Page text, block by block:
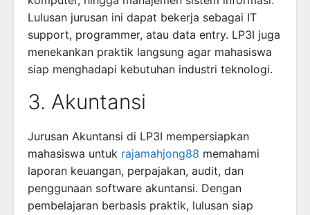
Lulusan jurusan ini dapat bekerja sebagai IT
support, programmer, atau data entry. LP3I juga
menekankan praktik langsung agar mahasiswa
siap menghadapi kebutuhan industri teknologi.
3. Akuntansi
Jurusan Akuntansi di LP3I mempersiapkan
mahasiswa untuk rajamahjong88 memahami
laporan keuangan, perpajakan, audit, dan
penggunaan software akuntansi. Dengan
pembelajaran berbasis praktik, lulusan siap